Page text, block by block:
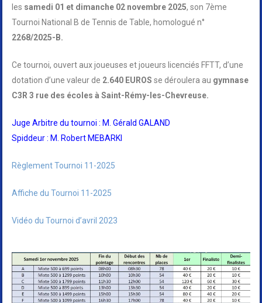
les samedi 01 et dimanche 02 novembre 2025, son 7ème
Tournoi National B de Tennis de Table, homologué n°
2268/2025-B.
Ce tournoi, ouvert aux joueuses et joueurs licenciés FFTT, d’une
dotation d’une valeur de 2.640 EUROS se déroulera au gymnase
C3R 3 rue des écoles à Saint-Rémy-les-Chevreuse.
Juge Arbitre du tournoi : M. Gérald GALAND
Spiddeur : M. Robert MEBARKI
Règlement Tournoi 11-2025
Affiche du Tournoi 11-2025
Vidéo du Tournoi d’avril 2023